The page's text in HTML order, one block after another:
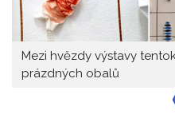
Mezi hvězdy výstavy
prázdných obalů